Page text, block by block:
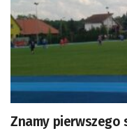
Znamy pierwszego